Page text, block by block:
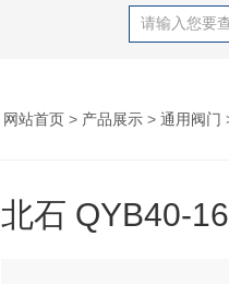
网站首页 > 产品展示 > 通用阀门
北石 QYB40-